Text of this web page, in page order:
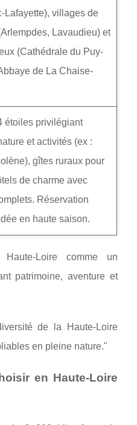
Lafayette), villages de
Lavaudieu) et
(Cathédrale du Puy-
de La Chaise-
étoiles privilégiant
et activités (ex :
gîtes ruraux pour
de charme avec
Réservation
en haute saison.
Loire comme un
patrimoine, aventure et
de la Haute-Loire
en pleine nature."
en Haute-Loire